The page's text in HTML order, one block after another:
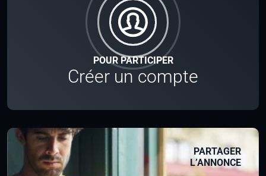
POUR PARTICIPER
Créer un compte
PARTAGER
L’ANNONCE